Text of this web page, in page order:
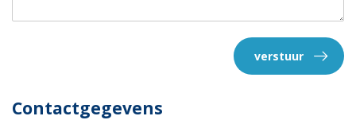
verstuur
Contactgegevens